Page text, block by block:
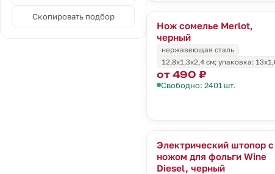
Скопировать подбор
Нож сомелье Merlot,
черный
нержавеющая сталь
12,8х1,3х2,4 см; упаковка:
от 490 ₽
Свободно: 2401 шт.
Электрический штопор с
ножом для фольги Wine
Diesel, черный